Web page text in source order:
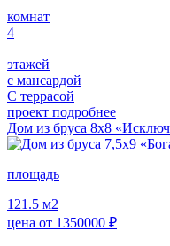
комнат
4
этажей
с мансардой
С террасой
проект подробнее
Дом из бруса 8х8
площадь
121.5 м2
цена от 1350000 ₽